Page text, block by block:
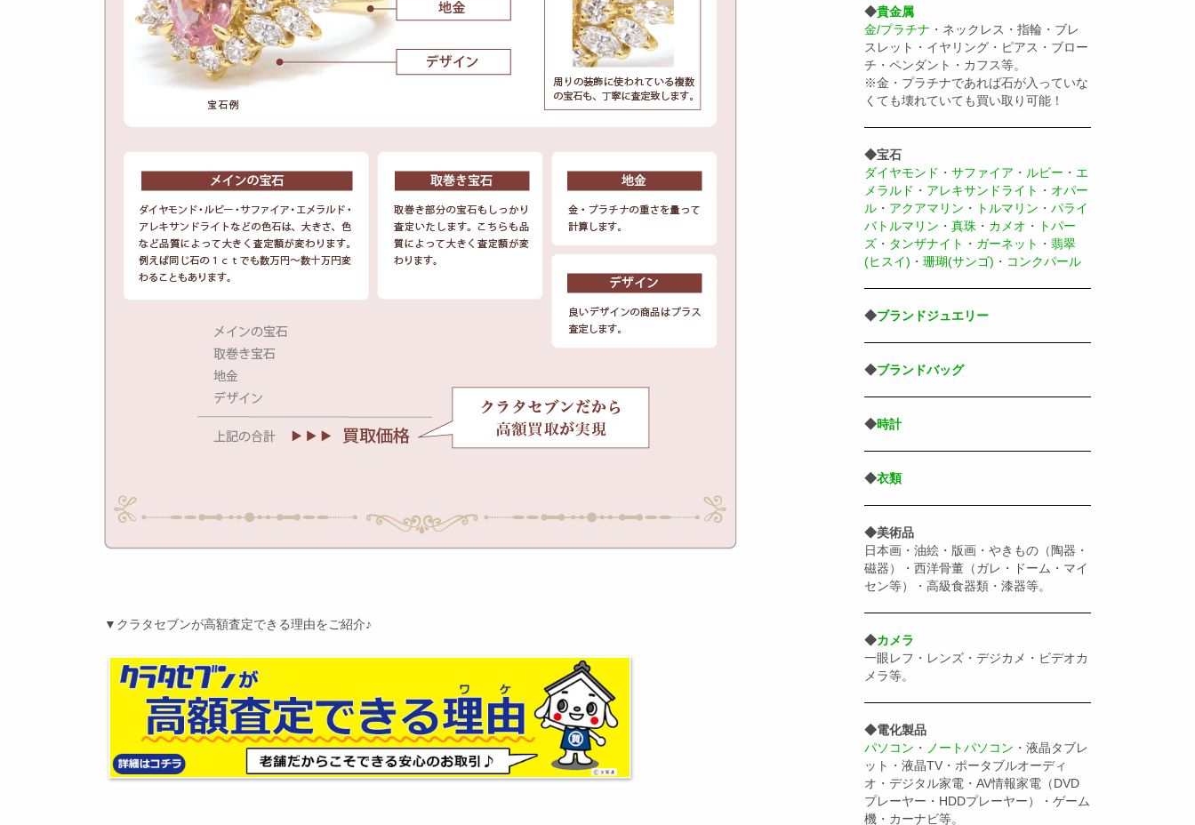
▼クラタセブンが高額査定できる理由をご紹介♪
◆貴金属
金/プラチナ ・ネックレス・指輪・ブレ
スレット・イヤリング・ピアス・ブロー
チ・ペンダント・カフス等。
※金・プラチナであれば石が入っていな
くても壊れていても買い取り可能！
◆宝石
ダイヤモンド ・ サファイア ・ ルビー ・ エ
メラルド ・ アレキサンドライト ・ オパー
ル ・ アクアマリン ・ トルマリン ・ パライ
バトルマリン ・ 真珠 ・ カメオ ・
トパー
ズ ・ タンザナイト ・ ガーネット ・ 翡翠
(ヒスイ) ・ 珊瑚(サンゴ) ・ コンクパール
◆ブランドジュエリー
◆ブランドバッグ
◆時計
◆衣類
◆美術品
日本画・油絵・版画・やきもの（陶器・
磁器）・西洋骨董（ガレ・ドーム・マイ
セン等）・高級食器類・漆器等。
◆カメラ
一眼レフ・レンズ・デジカメ・ビデオカ
メラ等。
◆電化製品
パソコン ・ ノートパソコン ・液晶タブレ
ット・液晶TV・ポータブルオーディ
オ・デジタル家電・AV情報家電（DVD
プレーヤー・HDDプレーヤー）・ゲーム
機・カーナビ等。